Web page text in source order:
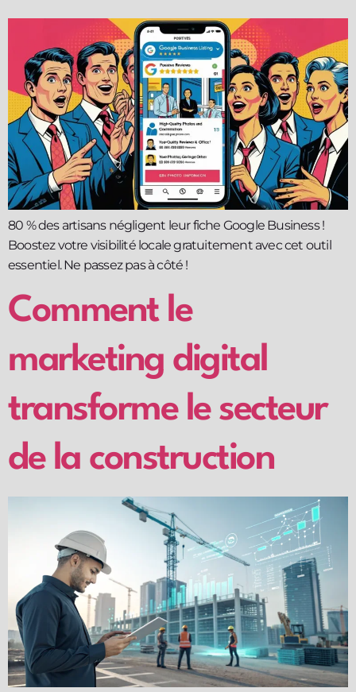
80 % des artisans négligent leur fiche Google Business !
Boostez votre visibilité locale gratuitement avec cet outil
essentiel. Ne passez pas à côté !
Comment le
marketing digital
transforme le secteur
de la construction